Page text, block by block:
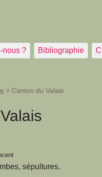
nous ? Bibliographie
> Canton du Valais
sépultures.